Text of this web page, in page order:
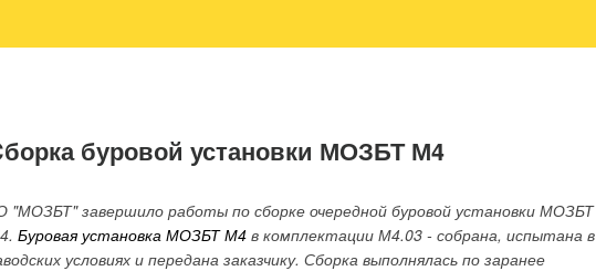
буровой установки МОЗБТ М4
"МОЗБТ" завершило работы по сборке очередной буровой установки МОЗБТ
Буровая установка МОЗБТ М4 в комплектации М4.03 - собрана, испытана в
условиях и передана заказчику. Сборка выполнялась по заранее